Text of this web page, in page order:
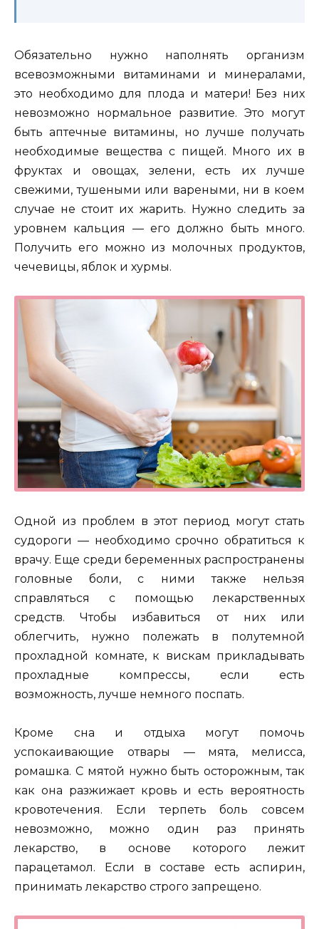
Обязательно нужно наполнять организм
всевозможными витаминами и минералами,
это необходимо для плода и матери! Без них
невозможно нормальное развитие. Это могут
быть аптечные витамины, но лучше получать
необходимые вещества с пищей. Много их в
фруктах и овощах, зелени, есть их лучше
свежими, тушеными или вареными, ни в коем
случае не стоит их жарить. Нужно следить за
уровнем кальция — его должно быть много.
Получить его можно из молочных продуктов,
чечевицы, яблок и хурмы.
Одной из проблем в этот период могут стать
судороги — необходимо срочно обратиться к
врачу. Еще среди беременных распространены
головные боли, с ними также нельзя
справляться с помощью лекарственных
средств. Чтобы избавиться от них или
облегчить, нужно полежать в полутемной
прохладной комнате, к вискам прикладывать
прохладные компрессы, если есть
возможность, лучше немного поспать.
Кроме сна и отдыха могут помочь
успокаивающие отвары — мята, мелисса,
ромашка. С мятой нужно быть осторожным, так
как она разжижает кровь и есть вероятность
кровотечения. Если терпеть боль совсем
невозможно, можно один раз принять
лекарство, в основе которого лежит
парацетамол. Если в составе есть аспирин,
принимать лекарство строго запрещено.